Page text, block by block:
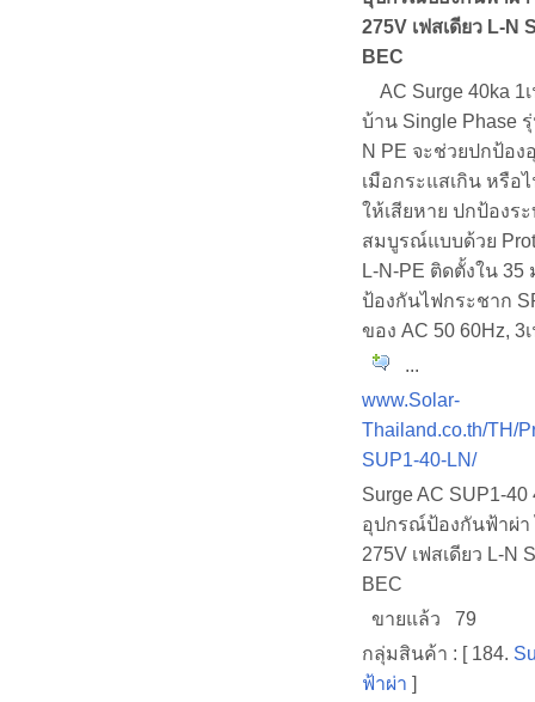
275V เฟสเดียว L-N
BEC
AC Surge 40ka 1
บ้าน Single Phase
N PE จะช่วยปกป้อ
เมือกระแสเกิน หรือ
ให้เสียหาย ปกป้องร
สมบูรณ์แบบด้วย
L-N-PE ติดตั้งใน 35
ป้องกันไฟกระชาก
ของ AC 50 60Hz, 3
...
www.Solar-
Thailand.co.th/TH/
SUP1-40-LN/
Surge AC SUP1-40
อุปกรณ์ป้องกันฟ้าผ่า
275V เฟสเดียว L-N
BEC
ขายแล้ว 79
กลุ่มสินค้า : [ 184.
ฟ้าผ่า ]